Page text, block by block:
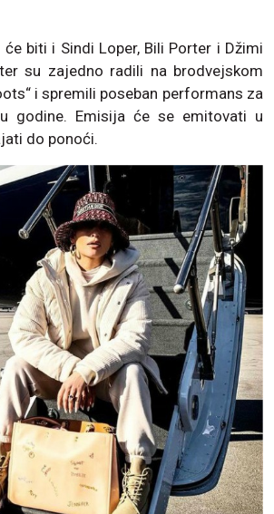
biti i Sindi Loper, Bili Porter i Džimi
su zajedno radili na brodvejskom
i spremili poseban performans za
godine. Emisija će se emitovati u
do ponoći.